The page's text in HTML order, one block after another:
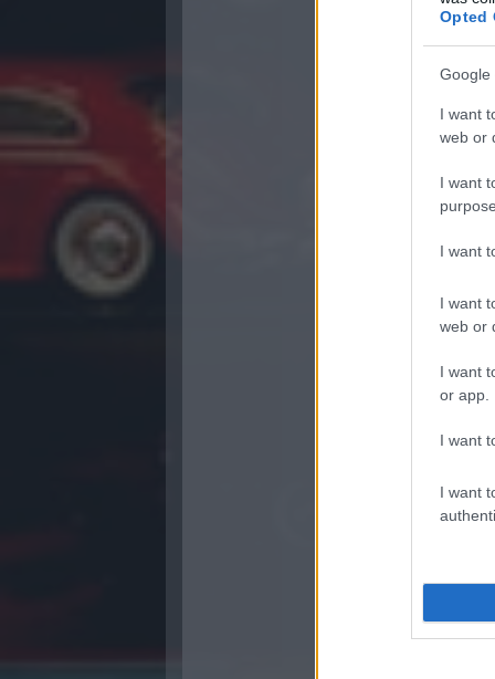
Opted
Google
I want
web or
I want
I want
I want
web or
I want
or app.
I want
I want